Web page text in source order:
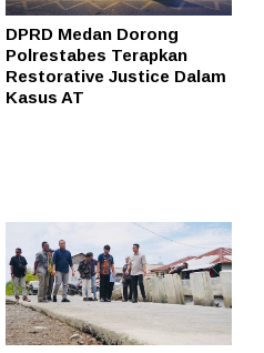
DPRD Medan Dorong
Polrestabes Terapkan
Restorative Justice Dalam
Kasus AT